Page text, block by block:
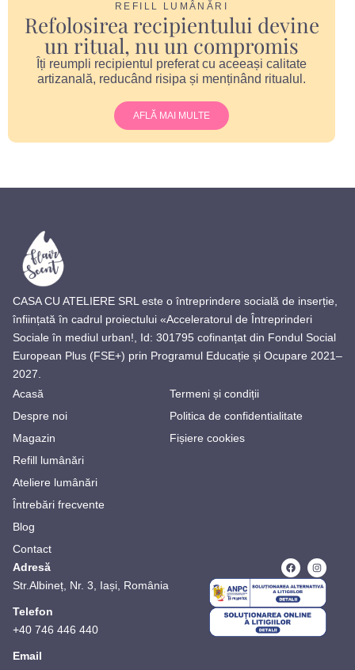
REFILL LUMÂNĂRI
Refolosirea recipientului devine
un ritual, nu un compromis
Îți reumpli recipientul preferat cu aceeași calitate
artizanală, reducând risipa și menținând ritualul.
AFLĂ MAI MULTE
CASA CU ATELIERE SRL este o întreprindere socială de inserție,
înființată în cadrul proiectului «Acceleratorul de Întreprinderi
Sociale în mediul urban!, Id: 301795 cofinanțat din Fondul Social
European Plus (FSE+) prin Programul Educație și Ocupare 2021–
2027.
Acasă
Despre noi
Magazin
Refill lumânări
Ateliere lumânări
Întrebări frecvente
Blog
Contact
Termeni și condiții
Politica de confidentialitate
Fișiere cookies
Adresă
Str.Albineț, Nr. 3, Iași, România
Telefon
+40 746 446 440
Email